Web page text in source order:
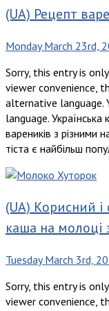
(UA) Рецепт
Monday March 23rd,
Sorry, this entry is
viewer convenience,
alternative language.
language. Українська
вареників з різними
тіста є найбільш
(UA) Корисний
каша на молоці
Tuesday March 3rd,
Sorry, this entry is
viewer convenience,